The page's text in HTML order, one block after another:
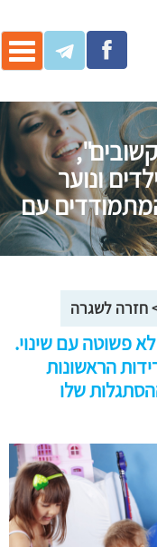
ונוער
עם
חזרה לשגרה
פשוטה עם שינוי.
הראשונות
שלו